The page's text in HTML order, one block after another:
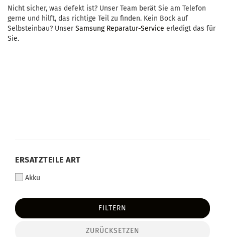
Nicht sicher, was defekt ist? Unser Team berät Sie am Telefon
gerne und hilft, das richtige Teil zu finden. Kein Bock auf
Selbsteinbau? UnserSamsung Reparatur-Service erledigt das für
Sie.
ERSATZTEILE ART
Akku
FILTERN
ZURÜCKSETZEN